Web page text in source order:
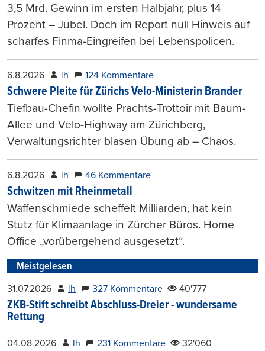
3,5 Mrd. Gewinn im ersten Halbjahr, plus 14
Prozent – Jubel. Doch im Report null Hinweis auf
scharfes Finma-Eingreifen bei Lebenspolicen.
6.8.2026 lh 124 Kommentare
Schwere Pleite für Zürichs Velo-Ministerin Brander
Tiefbau-Chefin wollte Prachts-Trottoir mit Baum-
Allee und Velo-Highway am Zürichberg,
Verwaltungsrichter blasen Übung ab – Chaos.
6.8.2026 lh 46 Kommentare
Schwitzen mit Rheinmetall
Waffenschmiede scheffelt Milliarden, hat kein
Stutz für Klimaanlage in Zürcher Büros. Home
Office „vorübergehend ausgesetzt“.
Meistgelesen
31.07.2026 lh 327 Kommentare 40'777
ZKB-Stift schreibt Abschluss-Dreier - wundersame
Rettung
04.08.2026 lh 231 Kommentare 32'060